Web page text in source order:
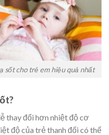
sốt cho trẻ em hiệu quả nhất
thay đổi hơn nhiệt độ cơ
độ của trẻ thanh đổi có thể